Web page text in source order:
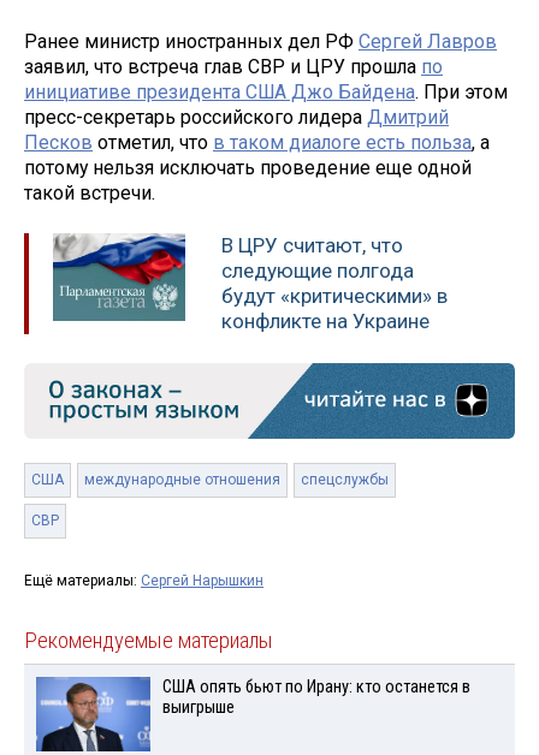
Ранее министр иностранных дел РФ Сергей Лавров
заявил, что встреча глав СВР и ЦРУ прошла по
инициативе президента США Джо Байдена. При этом
пресс-секретарь российского лидера Дмитрий
Песков отметил, что в таком диалоге есть польза, а
потому нельзя исключать проведение еще одной
такой встречи.
В ЦРУ считают, что
следующие полгода
будут «критическими» в
конфликте на Украине
США международные отношения спецслужбы
СВР
Ещё материалы: Сергей Нарышкин
Рекомендуемые материалы
США опять бьют по Ирану: кто останется в
выигрыше